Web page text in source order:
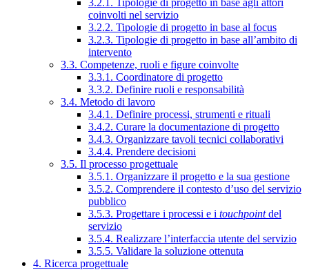
3.2.1. Tipologie di progetto in base agli attori
coinvolti nel servizio
3.2.2. Tipologie di progetto in base al focus
3.2.3. Tipologie di progetto in base all’ambito di
intervento
3.3. Competenze, ruoli e figure coinvolte
3.3.1. Coordinatore di progetto
3.3.2. Definire ruoli e responsabilità
3.4. Metodo di lavoro
3.4.1. Definire processi, strumenti e rituali
3.4.2. Curare la documentazione di progetto
3.4.3. Organizzare tavoli tecnici collaborativi
3.4.4. Prendere decisioni
3.5. Il processo progettuale
3.5.1. Organizzare il progetto e la sua gestione
3.5.2. Comprendere il contesto d’uso del servizio
pubblico
3.5.3. Progettare i processi e i touchpointdel
servizio
3.5.4. Realizzare l’interfaccia utente del servizio
3.5.5. Validare la soluzione ottenuta
4. Ricerca progettuale